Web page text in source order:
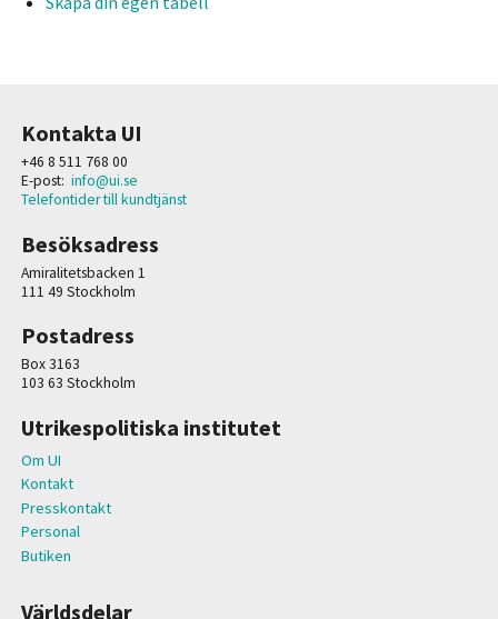
Kontakta UI
+46 8 511 768 00
E-post: info@ui.se
Telefontider till kundtjänst
Besöksadress
Amiralitetsbacken 1
111 49 Stockholm
Postadress
Box 3163
103 63 Stockholm
Utrikespolitiska institutet
Om UI
Kontakt
Presskontakt
Personal
Butiken
Världsdelar